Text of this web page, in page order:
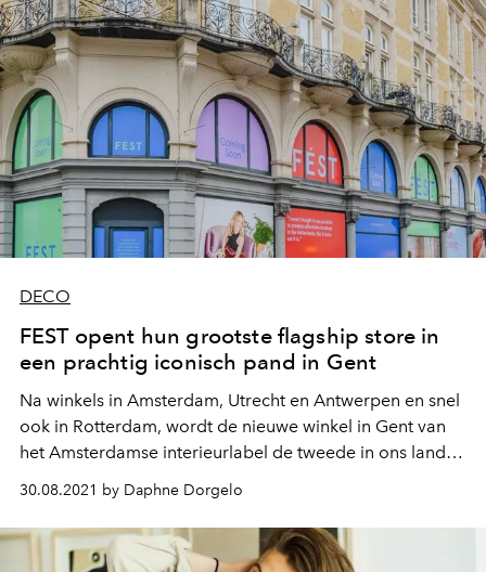
DECO
FEST opent hun grootste flagship store in
een prachtig iconisch pand in Gent
Na winkels in Amsterdam, Utrecht en Antwerpen en snel
ook in Rotterdam, wordt de nieuwe winkel in Gent van
het Amsterdamse interieurlabel de tweede in ons land.
En dat wordt niet zomaar een nieuwe FEST-iging, maar
hun grootste winkel tot dusver.
30.08.2021 by Daphne Dorgelo